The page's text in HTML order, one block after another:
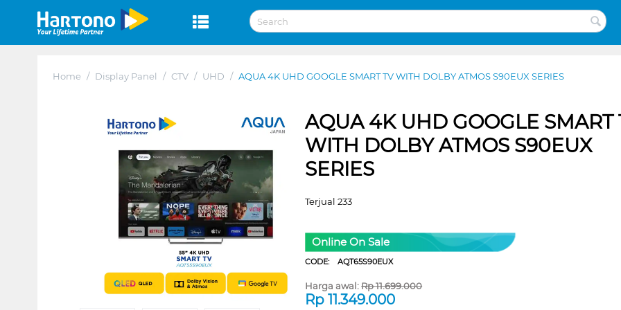
Home / Display Panel / CTV / UHD / AQUA 4K UHD GOOGLE SMART TV WITH DOLBY ATMOS S90EUX SERIES
AQUA 4K UHD GOOGLE SMART
WITH DOLBY ATMOS S90EUX
SERIES
Terjual 233
Online On Sale
CODE:AQT65S90EUX
Harga awal:Rp11.699.000
Rp11.349.000